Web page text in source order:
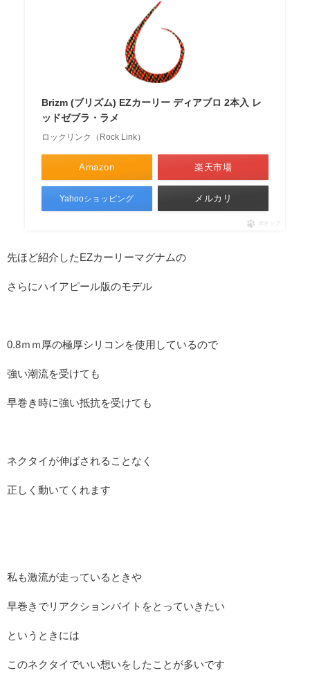
Brizm (ブリズム) EZカーリー ディアブロ 2本入 レ
ッドゼブラ・ラメ
ロックリンク（Rock Link）
Amazon 楽天市場
Yahooショッピング メルカリ
ポチップ
先ほど紹介したEZカーリーマグナムの
さらにハイアピール版のモデル
0.8ｍｍ厚の極厚シリコンを使用しているので
強い潮流を受けても
早巻き時に強い抵抗を受けても
ネクタイが伸ばされることなく
正しく動いてくれます
私も激流が走っているときや
早巻きでリアクションバイトをとっていきたい
というときには
このネクタイでいい想いをしたことが多いです